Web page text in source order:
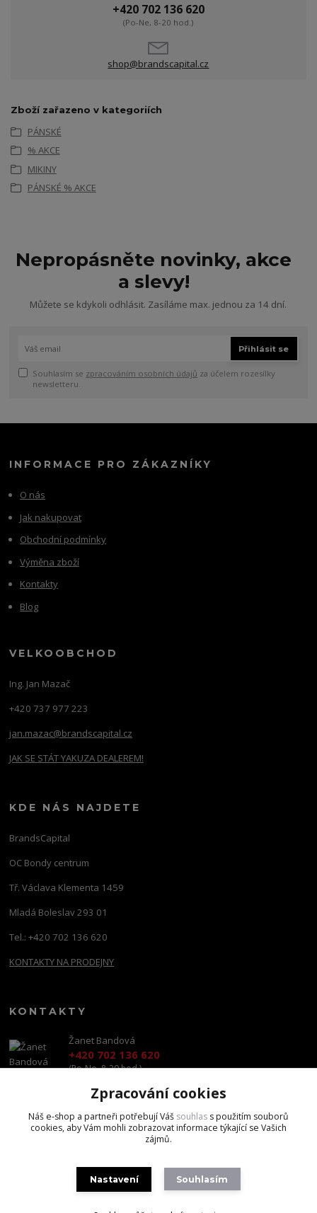
+420 702 136 620
(Po-Ne, 8-20 hod.)
shop@brandscapital.cz
Zboží zařazeno v kategoriích
PÁNSKÉ
% AKCE
MIKINY
PÁNSKÉ % AKCE
Nepropásněte novinky, akce
a slevy!
Můžete se kdykoli odhlásit. Zasíláme max. jednou za 14 dní.
Přihlásit se
Souhlasím se zpracováním osobních údajů za účelem rozesílky
newsletteru.
INFORMACE PRO ZÁKAZNÍKY
O nás
Jak nakupovat
Obchodní podmínky
Výměna zboží
Kontakty
Blog
VELKOOBCHOD
Ing. Jan Mazač
+420 737 977 223
jan.mazac@brandscapital.cz
JAK SE STÁT YAKUZA DEALEREM!
KDE NÁS NAJDETE
BrandsCapital
OC Bondy centrum
Tř. Václava Klementa 1459
Mladá Boleslav 293 01
Tel.: +420 702 136 620
KONTAKTY NA PRODEJNY
KONTAKTY
Žanet Bandová
+420 702 136 620
(Po-Ne, 8-20 hod.)
shop@brandscapital.cz
Zpracování cookies
Náš e-shop a partneři potřebují Váš souhlas s použitím souborů
cookies, aby Vám mohli zobrazovat informace týkající se Vašich
zájmů.
Nastavení Souhlasím